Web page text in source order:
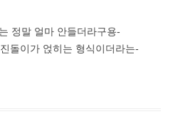
정말 얼마 안들더라구용-
돌이가 얹히는 형식이더라는-